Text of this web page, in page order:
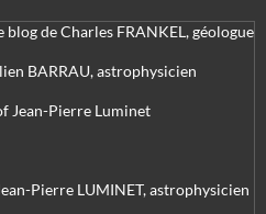
de Charles FRANKEL, géologue
BARRAU, astrophysicien
Jean-Pierre Luminet
Pierre LUMINET, astrophysicien